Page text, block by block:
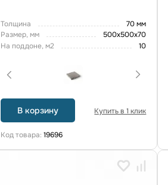
Толщина
70 мм
Размер, мм
500х500х70
На поддоне, м2
10
В корзину Купить в 1 клик
Код товара:19696